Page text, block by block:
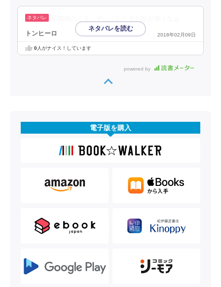
トンヒーロ 2018年02月09日
0人がナイス！しています
powered by
電子版を購入